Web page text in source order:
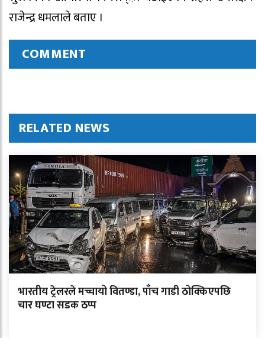
राजेन्द्र धमलाले बताए ।
COMMENT
RELATED NEWS
भारतीय ट्रेलरले मच्चायो वितण्डा, पाँच गाडी ठोक्किएपछि
चार घण्टा सडक ठप्प